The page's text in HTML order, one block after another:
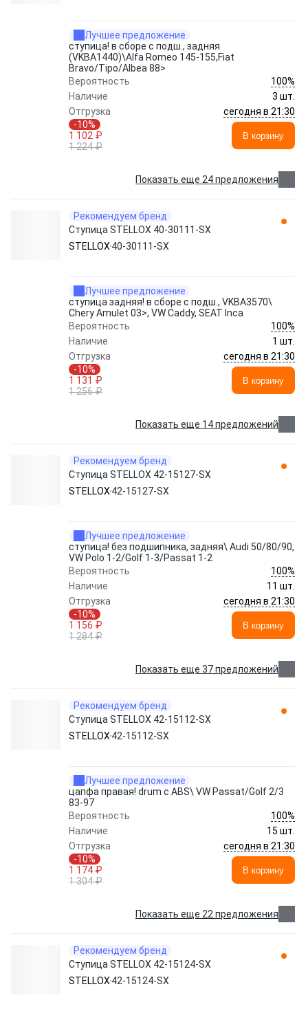
Лучшее предложение
ступица! в сборе с подш., задняя
(VKBA1440)\Alfa Romeo 145-155,Fiat
Bravo/Tipo/Albea 88>
Вероятность
100%
Наличие
3 шт.
Отгрузка
сегодня в 21:30
-10%
1 102 ₽
1 224 ₽
В корзину
Показать еще 24 предложения
Рекомендуем бренд
Ступица STELLOX 40-30111-SX
STELLOX 40-30111-SX
Лучшее предложение
ступица задняя! в сборе с подш., VKBA3570\
Chery Amulet 03>, VW Caddy, SEAT Inca
Вероятность
100%
Наличие
1 шт.
Отгрузка
сегодня в 21:30
-10%
1 131 ₽
1 256 ₽
В корзину
Показать еще 14 предложений
Рекомендуем бренд
Ступица STELLOX 42-15127-SX
STELLOX 42-15127-SX
Лучшее предложение
ступица! без подшипника, задняя\ Audi 50/80/90,
VW Polo 1-2/Golf 1-3/Passat 1-2
Вероятность
100%
Наличие
11 шт.
Отгрузка
сегодня в 21:30
-10%
1 156 ₽
1 284 ₽
В корзину
Показать еще 37 предложений
Рекомендуем бренд
Ступица STELLOX 42-15112-SX
STELLOX 42-15112-SX
Лучшее предложение
цапфа правая! drum с ABS\ VW Passat/Golf 2/3
83-97
Вероятность
100%
Наличие
15 шт.
Отгрузка
сегодня в 21:30
-10%
1 174 ₽
1 304 ₽
В корзину
Показать еще 22 предложения
Рекомендуем бренд
Ступица STELLOX 42-15124-SX
STELLOX 42-15124-SX